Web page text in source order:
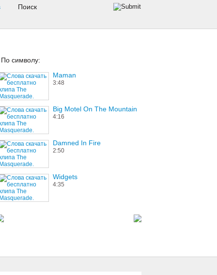
По символу:
Maman
3:48
Big Motel On The Mountain
4:16
Damned In Fire
2:50
Widgets
4:35
6:31